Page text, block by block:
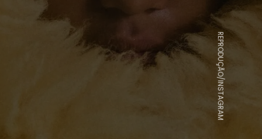
REPRODUÇÃO/INSTAGRAM